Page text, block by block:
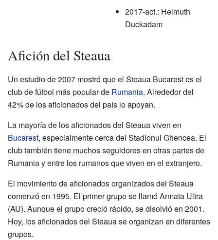
2017-act.: Helmuth
Duckadam
Afición del Steaua
Un estudio de 2007 mostró que el Steaua Bucarest es el
club de fútbol más popular de Rumania. Alrededor del
42% de los aficionados del país lo apoyan.
La mayoría de los aficionados del Steaua viven en
Bucarest, especialmente cerca del Stadionul Ghencea. El
club también tiene muchos seguidores en otras partes de
Rumania y entre los rumanos que viven en el extranjero.
El movimiento de aficionados organizados del Steaua
comenzó en 1995. El primer grupo se llamó Armata Ultra
(AU). Aunque el grupo creció rápido, se disolvió en 2001.
Hoy, los aficionados del Steaua se organizan en diferentes
grupos.